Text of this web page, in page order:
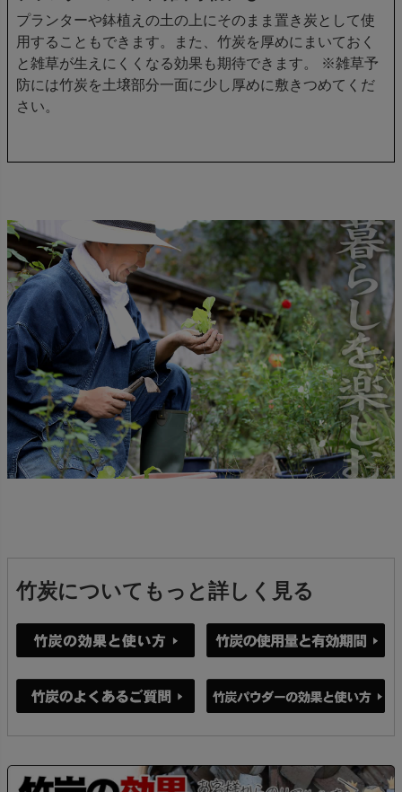
プランターや鉢植えの土の上にそのまま置き炭として使
用することもできます。また、竹炭を厚めにまいておく
と雑草が生えにくくなる効果も期待できます。 ※雑草予
防には竹炭を土壌部分一面に少し厚めに敷きつめてくだ
さい。
竹炭についてもっと詳しく見る